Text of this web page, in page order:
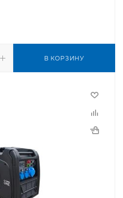
В КОРЗИНУ